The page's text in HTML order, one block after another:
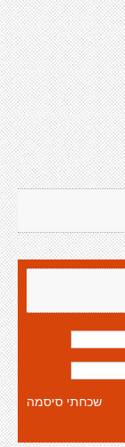
שכחתי סיסמה